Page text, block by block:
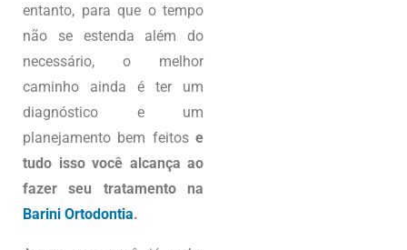
entanto, para que o tempo
não se estenda além do
necessário, o melhor
caminho ainda é ter um
diagnóstico e um
planejamento bem feitos e
tudo isso você alcança ao
fazer seu tratamento na
Barini Ortodontia.